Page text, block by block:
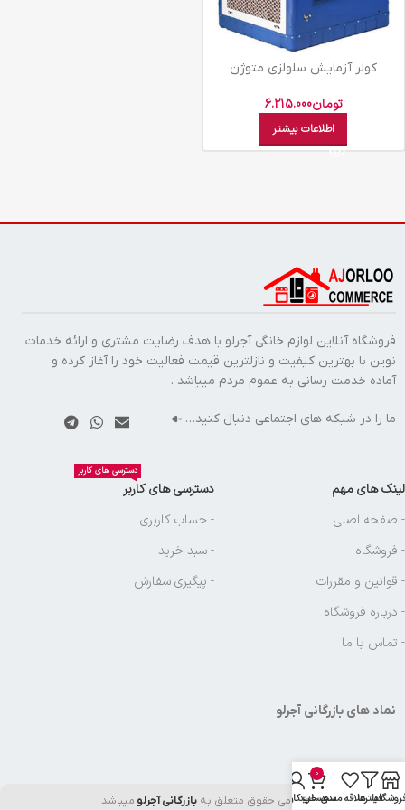
کولر آزمايش سلولزي متوژن
تومان6.215.000
اطلاعات بیشتر
فروشگاه آنلاین لوازم خانگی آجرلو با هدف رضایت مشتری و ارائه خدمات
نوین با بهترین کیفیت و نازلترین قیمت فعالیت خود را آغاز کرده و
آماده خدمت رسانی به عموم مردم میباشد .
ما را در شبکه های اجتماعی دنبال کنید…
لینک های مهم
- صفحه اصلی
- فروشگاه
- قوانین و مقررات
- درباره فروشگاه
- تماس با ما
دسترسی های کاربر
دسترسی های کاربر
- حساب کاربری
- سبد خرید
- پیگیری سفارش
نماد های بازرگانی آجرلو
تمامی حقوق متعلق بهبازرگانی آجرلو میباشد فیلترهاعلاقه مندی
0
سبد خرید
حساب کاربری من